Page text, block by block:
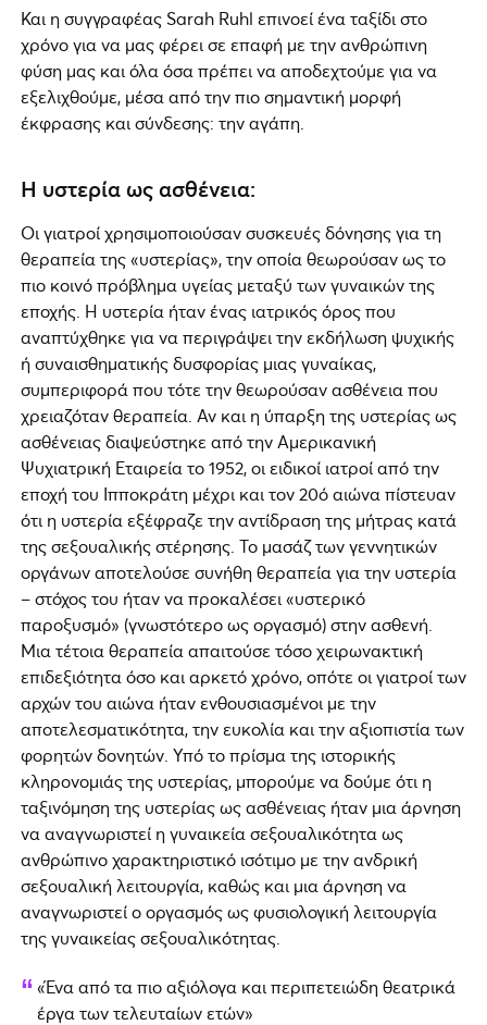
Και η συγγραφέας Sarah Ruhl επινοεί ένα ταξίδι στο
χρόνο για να μας φέρει σε επαφή με την ανθρώπινη
φύση μας και όλα όσα πρέπει να αποδεχτούμε για να
εξελιχθούμε, μέσα από την πιο σημαντική μορφή
έκφρασης και σύνδεσης: την αγάπη.
Η υστερία ως ασθένεια:
Οι γιατροί χρησιμοποιούσαν συσκευές δόνησης για τη
θεραπεία της «υστερίας», την οποία θεωρούσαν ως το
πιο κοινό πρόβλημα υγείας μεταξύ των γυναικών της
εποχής. Η υστερία ήταν ένας ιατρικός όρος που
αναπτύχθηκε για να περιγράψει την εκδήλωση ψυχικής
ή συναισθηματικής δυσφορίας μιας γυναίκας,
συμπεριφορά που τότε την θεωρούσαν ασθένεια που
χρειαζόταν θεραπεία. Αν και η ύπαρξη της υστερίας ως
ασθένειας διαψεύστηκε από την Αμερικανική
Ψυχιατρική Εταιρεία το 1952, οι ειδικοί ιατροί από την
εποχή του Ιπποκράτη μέχρι και τον 20ό αιώνα πίστευαν
ότι η υστερία εξέφραζε την αντίδραση της μήτρας κατά
της σεξουαλικής στέρησης. Το μασάζ των γεννητικών
οργάνων αποτελούσε συνήθη θεραπεία για την υστερία
– στόχος του ήταν να προκαλέσει «υστερικό
παροξυσμό» (γνωστότερο ως οργασμό) στην ασθενή.
Μια τέτοια θεραπεία απαιτούσε τόσο χειρωνακτική
επιδεξιότητα όσο και αρκετό χρόνο, οπότε οι γιατροί των
αρχών του αιώνα ήταν ενθουσιασμένοι με την
αποτελεσματικότητα, την ευκολία και την αξιοπιστία των
φορητών δονητών. Υπό το πρίσμα της ιστορικής
κληρονομιάς της υστερίας, μπορούμε να δούμε ότι η
ταξινόμηση της υστερίας ως ασθένειας ήταν μια άρνηση
να αναγνωριστεί η γυναικεία σεξουαλικότητα ως
ανθρώπινο χαρακτηριστικό ισότιμο με την ανδρική
σεξουαλική λειτουργία, καθώς και μια άρνηση να
αναγνωριστεί ο οργασμός ως φυσιολογική λειτουργία
της γυναικείας σεξουαλικότητας.
«Ένα από τα πιο αξιόλογα και περιπετειώδη θεατρικά
έργα των τελευταίων ετών»